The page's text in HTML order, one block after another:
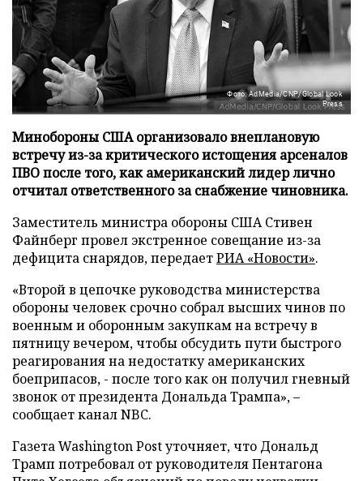
Фото: AdMedia/CNP/Global Look
Press
Минобороны США организовало внеплановую
встречу из-за критического истощения арсеналов
ПВО после того, как американский лидер лично
отчитал ответственного за снабжение чиновника.
Заместитель министра обороны США Стивен
Файнберг провел экстренное совещание из-за
дефицита снарядов, передаетРИА «Новости».
«Второй в цепочке руководства министерства
обороны человек срочно собрал высших чинов по
военным и оборонным закупкам на встречу в
пятницу вечером, чтобы обсудить пути быстрого
реагирования на недостатку американских
боеприпасов, - после того как он получил гневный
звонок от президента Дональда Трампа», –
сообщает канал NBC.
Газета Washington Post уточняет, что Дональд
Трамп потребовал от руководителя Пентагона